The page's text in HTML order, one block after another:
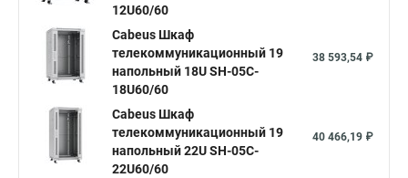
12U60/60
Cabeus Шкаф
телекоммуникационный 19
напольный 18U SH-05C-
18U60/60
38 593,54 ₽
Cabeus Шкаф
телекоммуникационный 19
напольный 22U SH-05C-
22U60/60
40 466,19 ₽